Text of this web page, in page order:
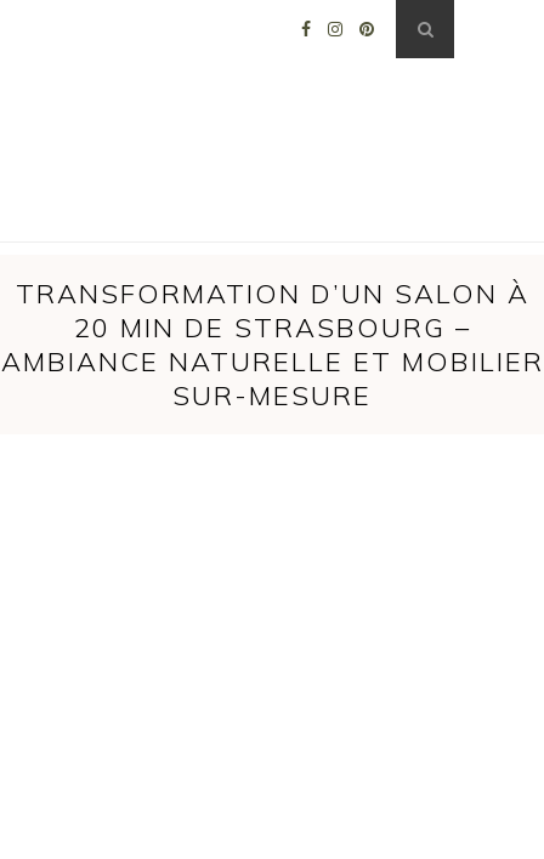
TRANSFORMATION D’UN SALON À
20 MIN DE STRASBOURG –
AMBIANCE NATURELLE ET MOBILIER
SUR-MESURE